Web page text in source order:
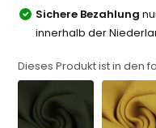
Sichere Bezahlung
innerhalb der
Dieses Produkt ist in den